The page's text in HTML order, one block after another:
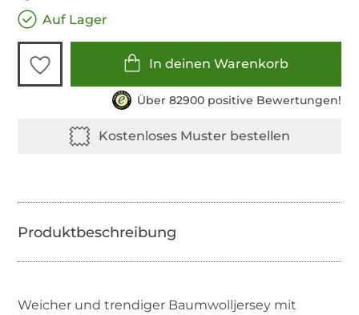
Auf Lager
In deinen Warenkorb
Über 82900 positive Bewertungen!
Weicher und trendiger Baumwolljersey mit